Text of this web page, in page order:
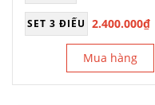
SET 3 ĐIẾU 2.400.000₫
Mua hàng